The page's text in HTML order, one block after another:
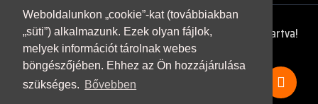
Weboldalunkon „cookie”-kat (továbbiakban
„süti”) alkalmazunk. Ezek olyan fájlok,
melyek információt tárolnak webes
böngészőjében. Ehhez az Ön hozzájárulása
szükséges. Bővebben
Copyright © 2021 - Renaultstore.hu - Minden Jog Fenntartva!